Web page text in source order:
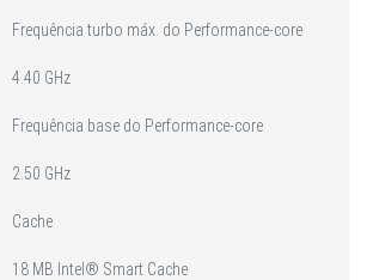
Frequência turbo máx. do Performance-core
4.40 GHz
Frequência base do Performance-core
2.50 GHz
Cache
18 MB Intel® Smart Cache